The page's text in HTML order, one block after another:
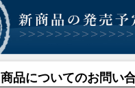
商品についてのお問い